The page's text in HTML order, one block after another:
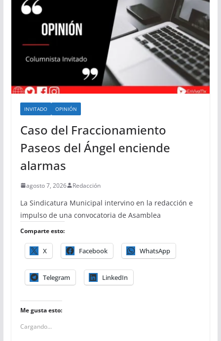
INVITADO OPINIÓN
Caso del Fraccionamiento
Paseos del Ángel enciende
alarmas
agosto 7, 2026 Redacción
La Sindicatura Municipal intervino en la redacción e
impulso de una convocatoria de Asamblea
Comparte esto:
X Facebook WhatsApp
Telegram LinkedIn
Me gusta esto:
Cargando...